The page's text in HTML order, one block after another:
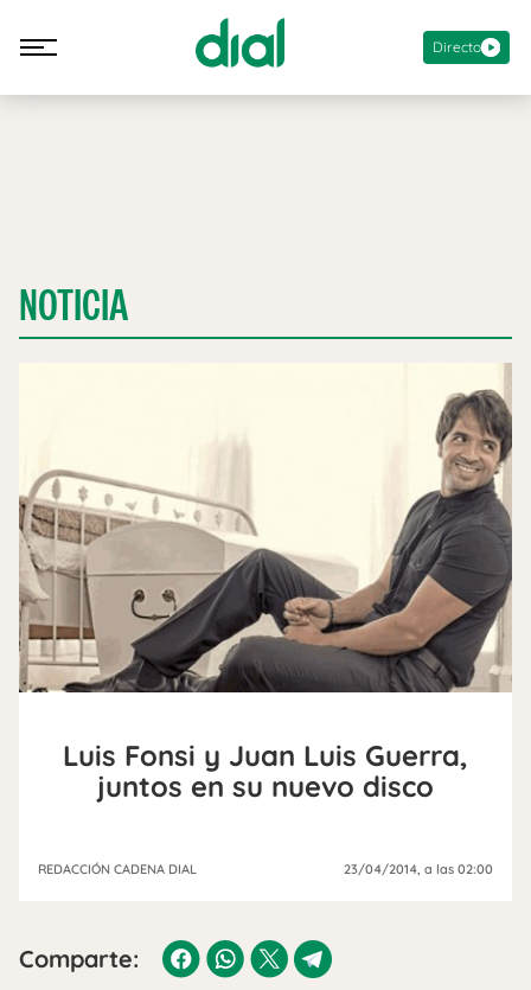
Directo
NOTICIA
Luis Fonsi y Juan Luis Guerra,
juntos en su nuevo disco
REDACCIÓN CADENA DIAL 23/04/2014 , a las 02:00
Comparte: